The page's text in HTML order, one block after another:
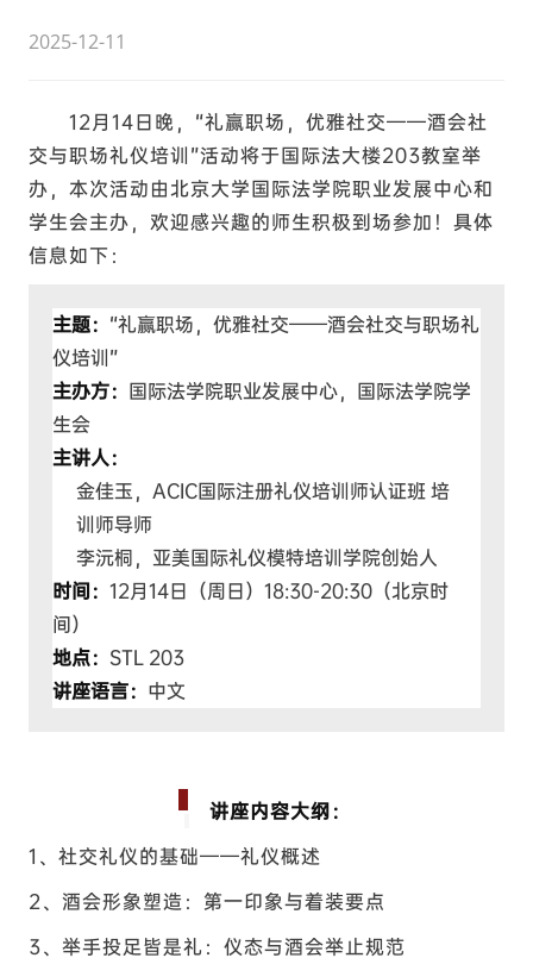
2025-12-11
12月14日晚，“礼赢职场，优雅社交——酒会社
交与职场礼仪培训”活动将于国际法大楼203教室举
办，本次活动由北京大学国际法学院职业发展中心和
学生会主办，欢迎感兴趣的师生积极到场参加！具体
信息如下：
主题： “礼赢职场，优雅社交——酒会社交与职场礼
仪培训”
主办方： 国际法学院职业发展中心，国际法学院学
生会
主讲人：
金佳玉，ACIC国际注册礼仪培训师认证班 培
训师导师
李沅桐，亚美国际礼仪模特培训学院创始人
时间：12月14日（周日）18:30-20:30（北京时
间）
地点：STL 203
讲座语言： 中文
讲座内容大纲：
1、社交礼仪的基础——礼仪概述
2、酒会形象塑造：第一印象与着装要点
3、举手投足皆是礼：仪态与酒会举止规范